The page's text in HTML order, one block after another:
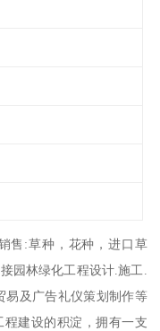
售:草种，花种，进口草
园林绿化工程设计.施工.
易及广告礼仪策划制作等
建设的积淀，拥有一支